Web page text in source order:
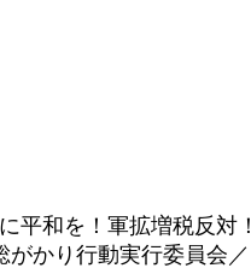
和を！軍拡増税反対
かり行動実行委員会